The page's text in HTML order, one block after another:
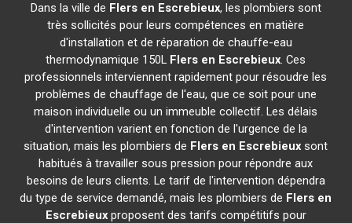
Dans la ville de Flers en Escrebieux, les plombiers sont
très sollicités pour leurs compétences en matière
d'installation et de réparation de chauffe-eau
thermodynamique 150L Flers en Escrebieux. Ces
professionnels interviennent rapidement pour résoudre les
problèmes de chauffage de l'eau, que ce soit pour une
maison individuelle ou un immeuble collectif. Les délais
d'intervention varient en fonction de l'urgence de la
situation, mais les plombiers de Flers en Escrebieux sont
habitués à travailler sous pression pour répondre aux
besoins de leurs clients. Le tarif de l'intervention dépendra
du type de service demandé, mais les plombiers de Flers en
Escrebieuxproposent des tarifs compétitifs pour